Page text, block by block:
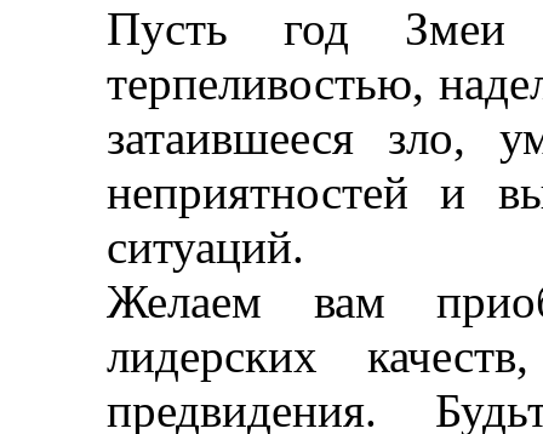
Пусть год Змеи
терпеливостью,
затаившееся зло,
неприятностей и
ситуаций.
Желаем вам
лидерских
предвидения.